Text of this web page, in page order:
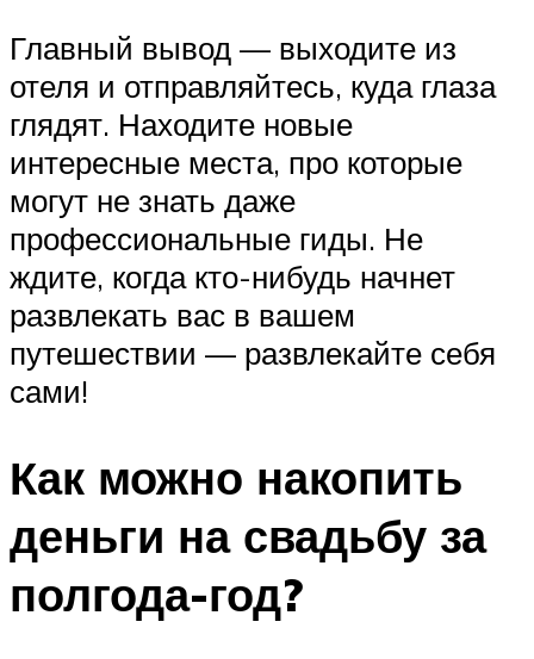
Главный вывод — выходите из
отеля и отправляйтесь, куда глаза
глядят. Находите новые
интересные места, про которые
могут не знать даже
профессиональные гиды. Не
ждите, когда кто-нибудь начнет
развлекать вас в вашем
путешествии — развлекайте себя
сами!
Как можно накопить
деньги на свадьбу за
полгода-год?